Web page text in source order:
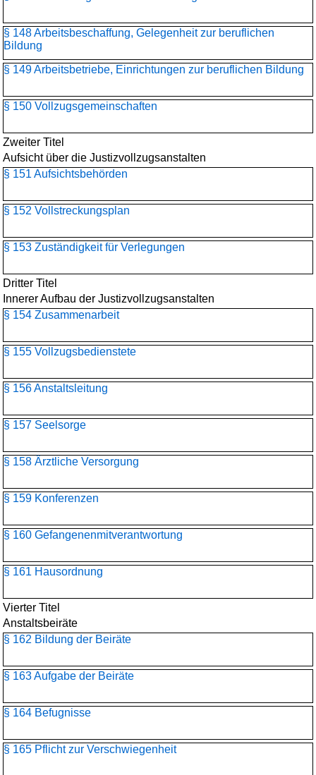
§ 148 Arbeitsbeschaffung, Gelegenheit zur beruflichen
Bildung
§ 149 Arbeitsbetriebe, Einrichtungen zur beruflichen Bildung
§ 150 Vollzugsgemeinschaften
Zweiter Titel
Aufsicht über die Justizvollzugsanstalten
§ 151 Aufsichtsbehörden
§ 152 Vollstreckungsplan
§ 153 Zuständigkeit für Verlegungen
Dritter Titel
Innerer Aufbau der Justizvollzugsanstalten
§ 154 Zusammenarbeit
§ 155 Vollzugsbedienstete
§ 156 Anstaltsleitung
§ 157 Seelsorge
§ 158 Ärztliche Versorgung
§ 159 Konferenzen
§ 160 Gefangenenmitverantwortung
§ 161 Hausordnung
Vierter Titel
Anstaltsbeiräte
§ 162 Bildung der Beiräte
§ 163 Aufgabe der Beiräte
§ 164 Befugnisse
§ 165 Pflicht zur Verschwiegenheit